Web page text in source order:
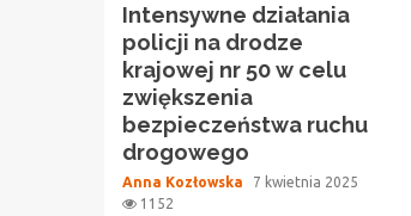
Intensywne działania
policji na drodze
krajowej nr 50 w celu
zwiększenia
bezpieczeństwa ruchu
drogowego
Anna Kozłowska
7 kwietnia 2025
1152